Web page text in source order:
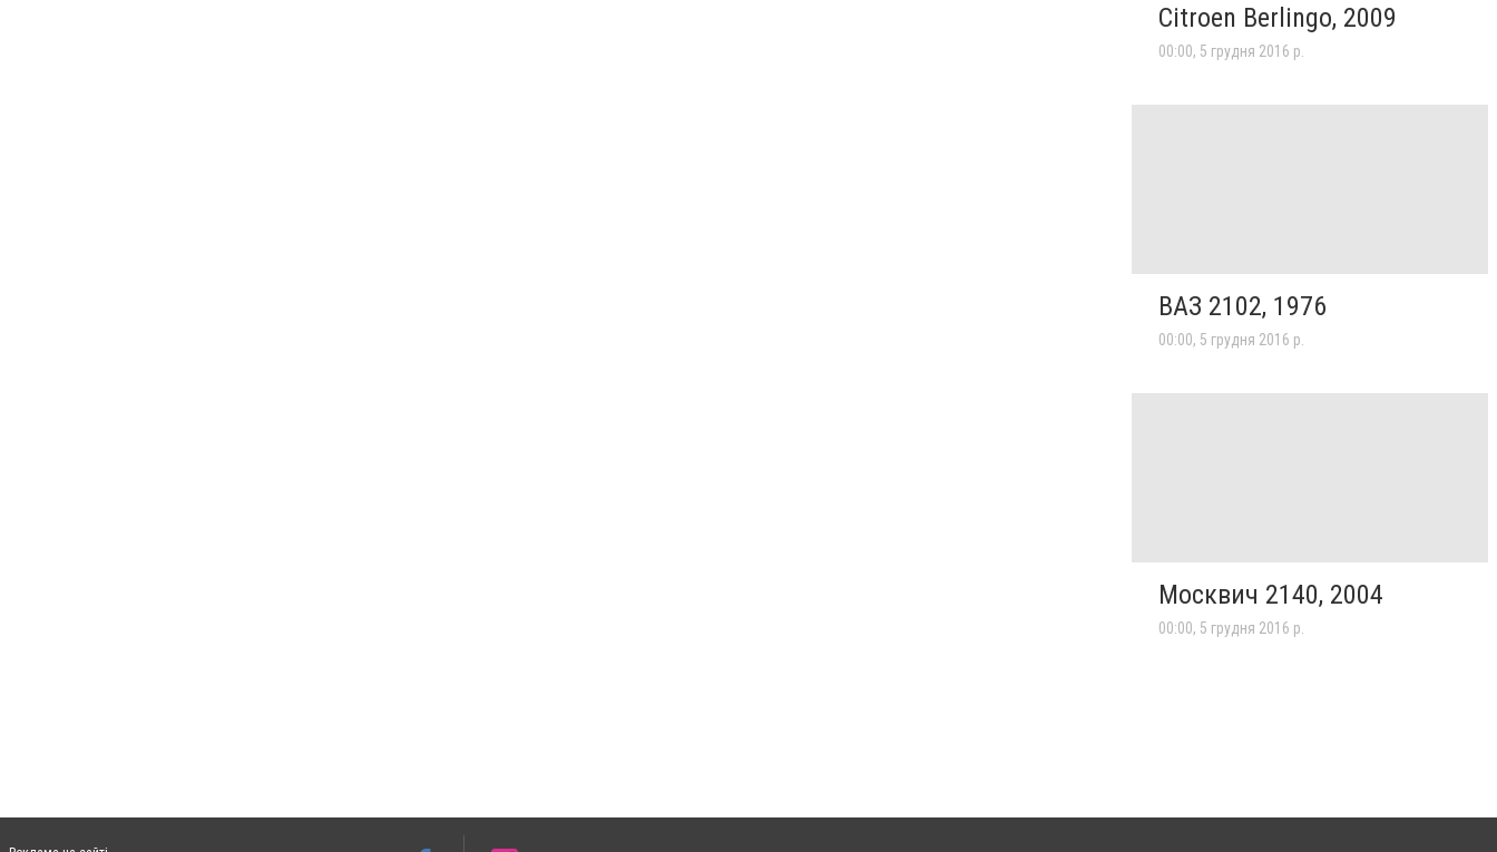
Citroen Berlingo, 2009
00:00, 5 грудня 2016 р.
ВАЗ 2102, 1976
00:00, 5 грудня 2016 р.
Москвич 2140, 2004
00:00, 5 грудня 2016 р.